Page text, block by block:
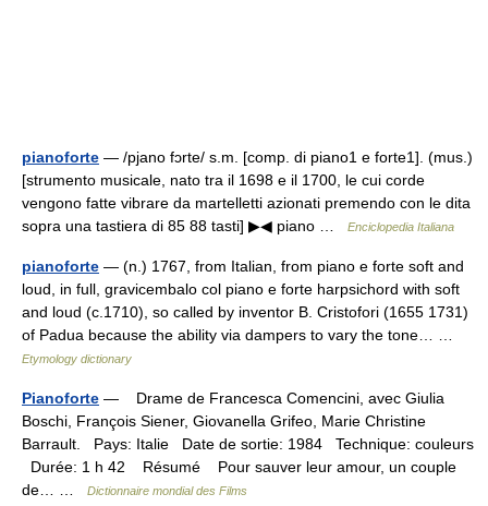
pianoforte — /pjano fɔrte/ s.m. [comp. di piano1 e forte1]. (mus.)
[strumento musicale, nato tra il 1698 e il 1700, le cui corde
vengono fatte vibrare da martelletti azionati premendo con le dita
sopra una tastiera di 85 88 tasti] ▶◀ piano …
Enciclopedia Italiana
pianoforte — (n.) 1767, from Italian, from piano e forte soft and
loud, in full, gravicembalo col piano e forte harpsichord with soft
and loud (c.1710), so called by inventor B. Cristofori (1655 1731)
of Padua because the ability via dampers to vary the tone… …
Etymology dictionary
Pianoforte — Drame de Francesca Comencini, avec Giulia
Boschi, François Siener, Giovanella Grifeo, Marie Christine
Barrault. Pays: Italie Date de sortie: 1984 Technique: couleurs
Durée: 1 h 42 Résumé Pour sauver leur amour, un couple
de… …
Dictionnaire mondial des Films